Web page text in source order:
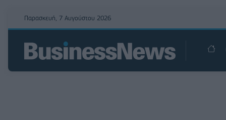
Παρασκευή, 7 Αυγούστου 2026